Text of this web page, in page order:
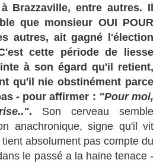
Brazzaville, entre autres. Il
que monsieur OUI POUR
autres, ait gagné l'élection
cette période de liesse
à son égard qu'il retient,
qu'il nie obstinément parce
- pour affirmer : "Pour moi,
. Son cerveau semble
anachronique, signe qu'il vit
absolument pas compte du
le passé a la haine tenace -